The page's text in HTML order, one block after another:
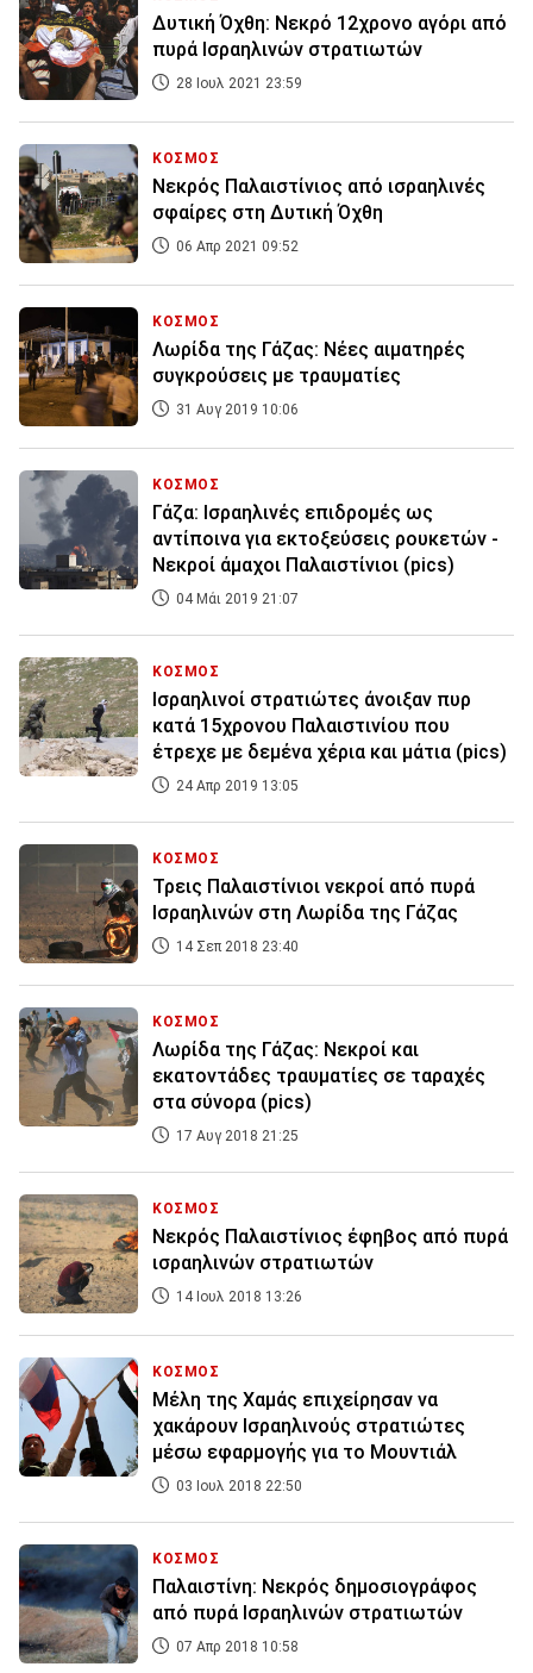
Δυτική Όχθη: Νεκρό 12χρονο αγόρι από
πυρά Ισραηλινών στρατιωτών
28 Ιουλ 2021 23:59
ΚΟΣΜΟΣ
Νεκρός Παλαιστίνιος από ισραηλινές
σφαίρες στη Δυτική Όχθη
06 Απρ 2021 09:52
ΚΟΣΜΟΣ
Λωρίδα της Γάζας: Νέες αιματηρές
συγκρούσεις με τραυματίες
31 Αυγ 2019 10:06
ΚΟΣΜΟΣ
Γάζα: Ισραηλινές επιδρομές ως
αντίποινα για εκτοξεύσεις ρουκετών -
Νεκροί άμαχοι Παλαιστίνιοι (pics)
04 Μάι 2019 21:07
ΚΟΣΜΟΣ
Ισραηλινοί στρατιώτες άνοιξαν πυρ
κατά 15χρονου Παλαιστινίου που
έτρεχε με δεμένα χέρια και μάτια (pics)
24 Απρ 2019 13:05
ΚΟΣΜΟΣ
Τρεις Παλαιστίνιοι νεκροί από πυρά
Ισραηλινών στη Λωρίδα της Γάζας
14 Σεπ 2018 23:40
ΚΟΣΜΟΣ
Λωρίδα της Γάζας: Νεκροί και
εκατοντάδες τραυματίες σε ταραχές
στα σύνορα (pics)
17 Αυγ 2018 21:25
ΚΟΣΜΟΣ
Νεκρός Παλαιστίνιος έφηβος από πυρά
ισραηλινών στρατιωτών
14 Ιουλ 2018 13:26
ΚΟΣΜΟΣ
Μέλη της Χαμάς επιχείρησαν να
χακάρουν Ισραηλινούς στρατιώτες
μέσω εφαρμογής για το Μουντιάλ
03 Ιουλ 2018 22:50
ΚΟΣΜΟΣ
Παλαιστίνη: Νεκρός δημοσιογράφος
από πυρά Ισραηλινών στρατιωτών
07 Απρ 2018 10:58